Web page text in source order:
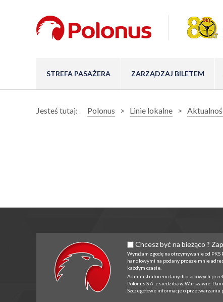
STREFA PASAŻERA ZARZĄDZAJ BILETEM
Jesteś tutaj: Polonus Linie lokalne
Chcesz być na bieżąco ?
Wyrażam zgodę na otrzymywanie od
handlowymi na podany przeze mnie
każdym czasie.
Administratorem danych osobowych
Polonus S.A. z siedzibą w Warszawie.
Szczegółowe informacje o przetwarzaniu